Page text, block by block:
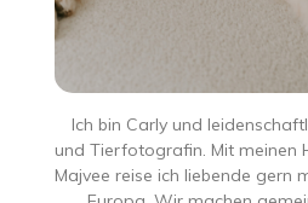
Ich bin Carly und
und Tierfotografin. Mit meinen
Majvee reise ich liebende gern